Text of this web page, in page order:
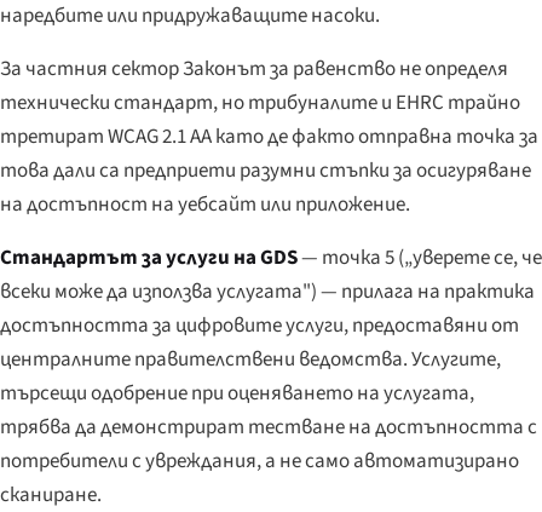
наредбите или придружаващите насоки.
За частния сектор Законът за равенство не определя
технически стандарт, но трибуналите и EHRC трайно
третират WCAG 2.1 AA като де факто отправна точка за
това дали са предприети разумни стъпки за осигуряване
на достъпност на уебсайт или приложение.
Стандартът за услуги на GDS— точка 5 („уверете се, че
всеки може да използва услугата") — прилага на практика
достъпността за цифровите услуги, предоставяни от
централните правителствени ведомства. Услугите,
търсещи одобрение при оценяването на услугата,
трябва да демонстрират тестване на достъпността с
потребители с увреждания, а не само автоматизирано
сканиране.